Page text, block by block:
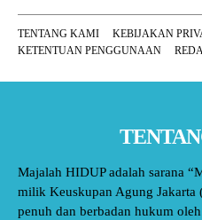
TENTANG KAMI
KEBIJAKAN
KETENTUAN PENGGUNAAN
Majalah HIDUP adalah sarana
milik Keuskupan Agung Jakarta
penuh dan berbadan hukum